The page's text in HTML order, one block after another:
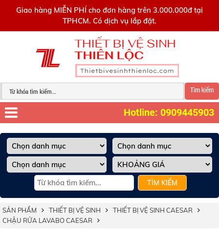
Giao hàng MIỄN PHÍ cho đơn hàng trên 3.000.000đ tại
TPHCM. Có dịch vụ lắp đặt.
Tìm kiếm
Hotline: 0909445903
TÌM KIẾM
SẢN PHẨM THIẾT BỊ VỆ SINH
THIẾT BỊ VỆ SINH CAESAR
CHẬU RỬA LAVABO CAESAR
0909445903